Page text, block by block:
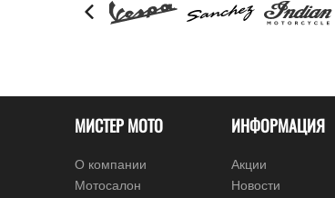
МИСТЕР МОТО
О компании
Мотосалон
ИНФОРМАЦИЯ
Акции
Новости